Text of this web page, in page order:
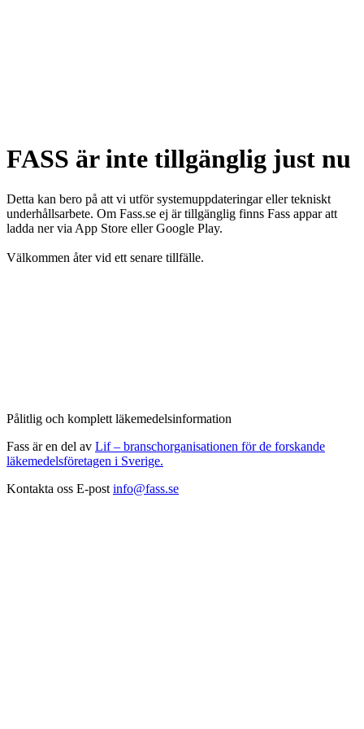
FASS är inte tillgänglig just nu
Detta kan bero på att vi utför systemuppdateringar eller tekniskt
underhållsarbete. Om Fass.se ej är tillgänglig finns Fass appar att
ladda ner via App Store eller Google Play.
Välkommen åter vid ett senare tillfälle.
Pålitlig och komplett läkemedelsinformation
Fass är en del av Lif – branschorganisationen för de forskande
läkemedelsföretagen i Sverige.
Kontakta oss E-post info@fass.se